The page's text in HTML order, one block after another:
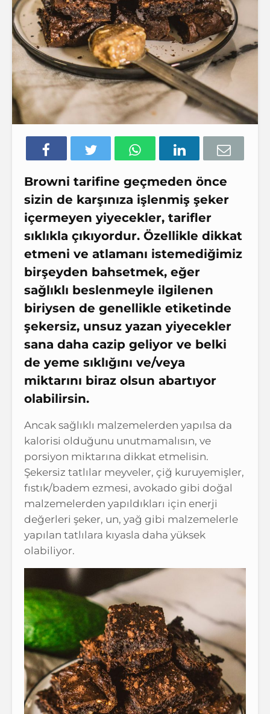
Browni tarifine geçmeden önce
sizin de karşınıza işlenmiş şeker
içermeyen yiyecekler, tarifler
sıklıkla çıkıyordur. Özellikle dikkat
etmeni ve atlamanı istemediğimiz
birşeyden bahsetmek, eğer
sağlıklı beslenmeyle ilgilenen
biriysen de genellikle etiketinde
şekersiz, unsuz yazan yiyecekler
sana daha cazip geliyor ve belki
de yeme sıklığını ve/veya
miktarını biraz olsun abartıyor
olabilirsin.
Ancak sağlıklı malzemelerden yapılsa da
kalorisi olduğunu unutmamalısın, ve
porsiyon miktarına dikkat etmelisin.
Şekersiz tatlılar meyveler, çiğ kuruyemişler,
fıstık/badem ezmesi, avokado gibi doğal
malzemelerden yapıldıkları için enerji
değerleri şeker, un, yağ gibi malzemelerle
yapılan tatlılara kıyasla daha yüksek
olabiliyor.